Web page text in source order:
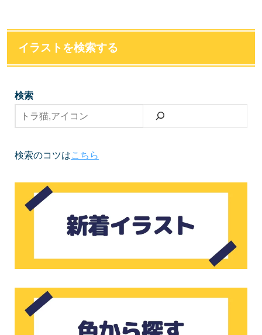
イラストを検索する
検索
検索のコツはこちら